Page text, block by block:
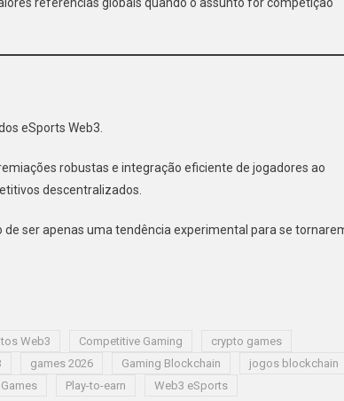
eSports Web3.
robustas e integração eficiente de jogadores ao
descentralizados.
ser apenas uma tendência experimental para se
Web3 Competitive Gaming
crypto games
games 2026 Gaming Blockchain
jogos blockchain
Games Play-to-earn
Web3 eSports